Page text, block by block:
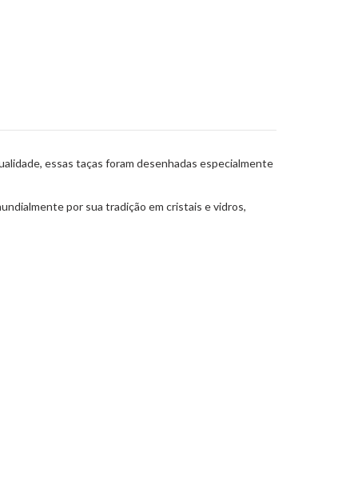
essas taças foram desenhadas especialmente
por sua tradição em cristais e vidros,